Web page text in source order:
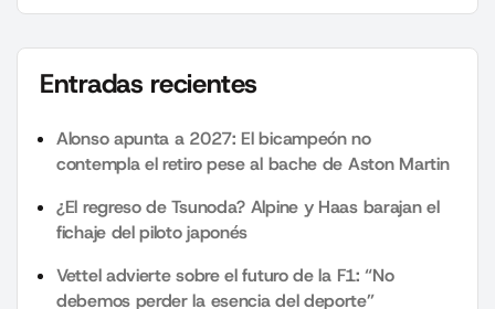
Entradas recientes
Alonso apunta a 2027: El bicampeón no
contempla el retiro pese al bache de Aston Martin
¿El regreso de Tsunoda? Alpine y Haas barajan el
fichaje del piloto japonés
Vettel advierte sobre el futuro de la F1: “No
debemos perder la esencia del deporte”